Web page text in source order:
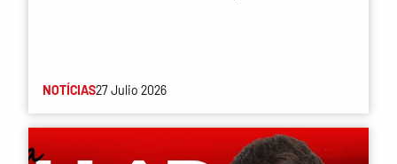
NOTÍCIAS27 Julio 2026